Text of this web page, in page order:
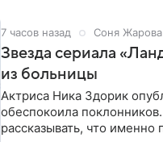
7 часов назад Соня Жарова
Звезда сериала
из больницы
Актриса Ника Здорик
обеспокоила
рассказывать, что